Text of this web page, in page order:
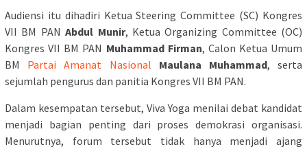
Audiensi itu dihadiri Ketua Steering Committee (SC) Kongres
VII BM PANAbdul Munir, Ketua Organizing Committee (OC)
Kongres VII BM PAN Muhammad Firman, Calon Ketua Umum
BM Partai Amanat Nasional Maulana Muhammad, serta
sejumlah pengurus dan panitia Kongres VII BM PAN.
Dalam kesempatan tersebut, Viva Yoga menilai debat kandidat
menjadi bagian penting dari proses demokrasi organisasi.
Menurutnya, forum tersebut tidak hanya menjadi ajang